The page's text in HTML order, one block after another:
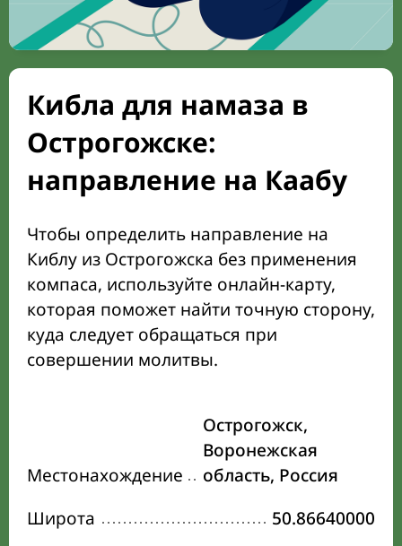
Кибла для намаза в
Острогожске:
направление на Каабу
Чтобы определить направление на
Киблу из Острогожска без применения
компаса, используйте онлайн-карту,
которая поможет найти точную сторону,
куда следует обращаться при
совершении молитвы.
Местонахождение
Острогожск,
Воронежская
область, Россия
Широта
50.86640000